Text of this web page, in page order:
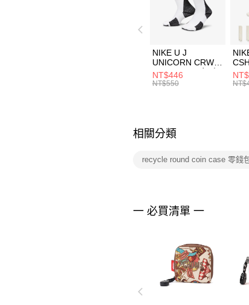
NIKE U J
UNICORN CRW
1PR -160 男女 中
統襪 FZ3393100
NT$446
NT$550
144
女
相關分類
recycle round coin case 零錢
一 必買清單 一